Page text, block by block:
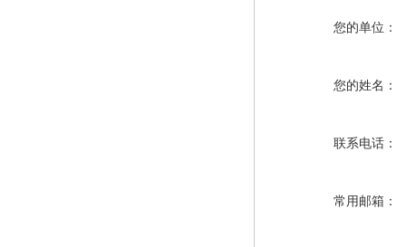
您的单位：
您的姓名：
联系电话：
常用邮箱：